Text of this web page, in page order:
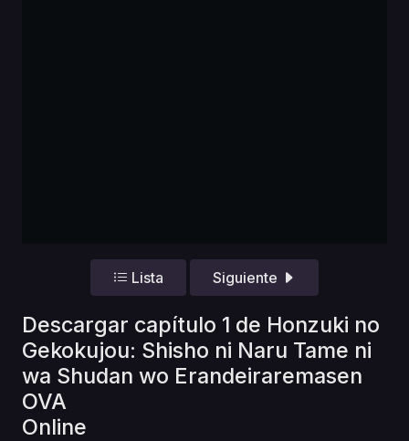
Lista Siguiente
Descargar capítulo 1 de Honzuki no
Gekokujou: Shisho ni Naru Tame ni
wa Shudan wo Erandeiraremasen
OVA
Online